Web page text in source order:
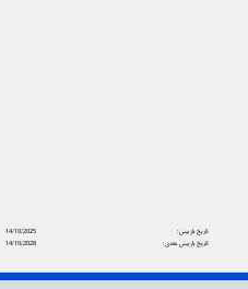
14/10/2025
تاریخ بازبینی:
14/10/2028
تاریخ بازبینی بعدی: